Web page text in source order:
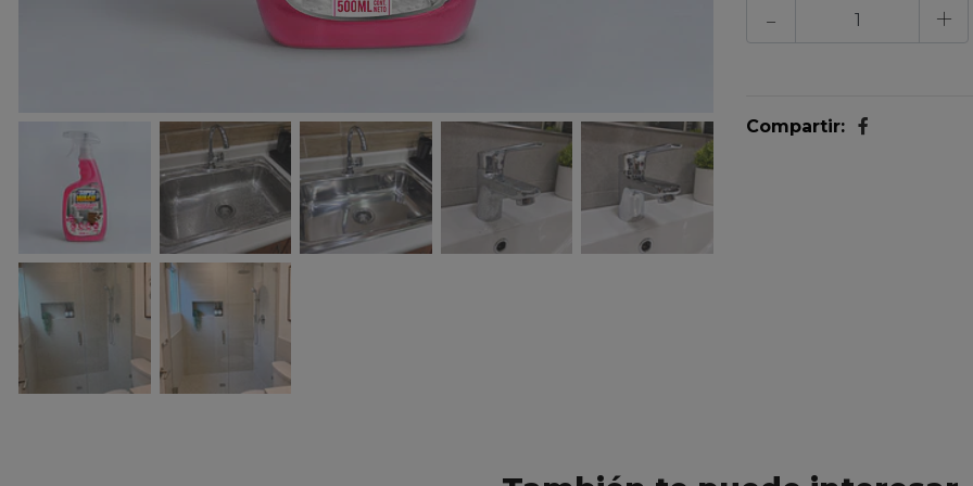
de ntisarro
para elsarro leveque se
superficies limpias y
Aroma agradable a
- +
Compartir: